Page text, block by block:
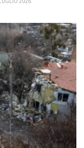
2026